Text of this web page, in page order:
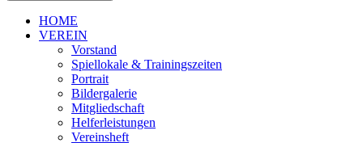
HOME
VEREIN
Vorstand
Spiellokale & Trainingszeiten
Portrait
Bildergalerie
Mitgliedschaft
Helferleistungen
Vereinsheft